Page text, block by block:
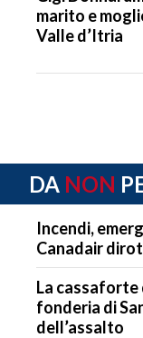
marito e
Valle d’Itria
DA NON
Incendi,
Canadair
La
fonderia di
dell’assalto